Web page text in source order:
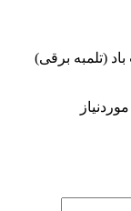
(تلمبه برقی)